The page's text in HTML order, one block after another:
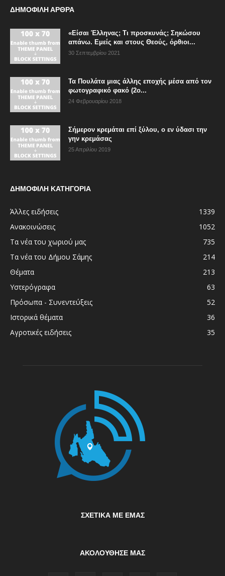
ΔΗΜΟΦΙΛΗ ΑΡΘΡΑ
«Είσαι Έλληνας; Τι προσκυνάς; Σηκώσου
απάνω. Εμείς και στους Θεούς, όρθιοι...
30 Σεπτεμβρίου 2021
Τα Πουλάτα μιας άλλης εποχής μέσα από τον
φωτογραφικό φακό (2ο...
24 Φεβρουαρίου 2018
Σήμερον κρεμάται επί ξύλου, ο εν ύδασι την
γην κρεμάσας
25 Απριλίου 2019
ΔΗΜΟΦΙΛΗ ΚΑΤΗΓΟΡΙΑ
Άλλες ειδήσεις
1339
Ανακοινώσεις
1052
Τα νέα του χωριού μας
735
Τα νέα του Δήμου Σάμης
214
Θέματα
213
Υστερόγραφα
63
Πρόσωπα - Συνεντεύξεις
52
Ιστορικά θέματα
36
Αγροτικές ειδήσεις
35
ΣΧΕΤΙΚΆ ΜΕ ΕΜΆΣ
ΑΚΟΛΟΥΘΗΣΕ ΜΑΣ